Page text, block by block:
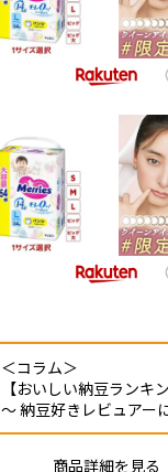
＜コラム＞
【おいしい納豆ランキ
～ 納豆好きレビュアー
商品詳細を見る